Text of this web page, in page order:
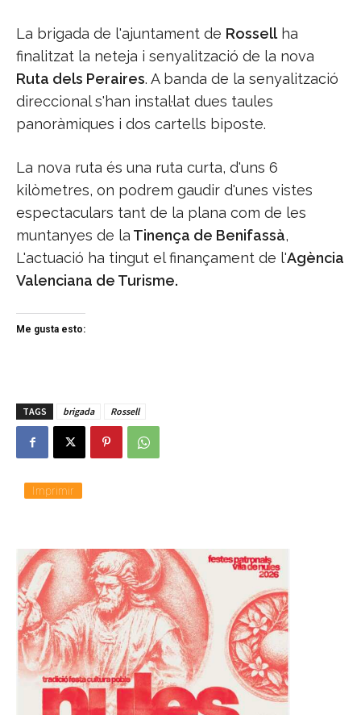
La brigada de l'ajuntament de Rossellha
finalitzat la neteja i senyalització de la nova
Ruta dels Peraires. A banda de la senyalització
direccional s'han instal·lat dues taules
panoràmiques i dos cartells biposte.
La nova ruta és una ruta curta, d'uns 6
kilòmetres, on podrem gaudir d'unes vistes
espectaculars tant de la plana com de les
muntanyes de la Tinença de Benifassà,
L'actuació ha tingut el finançament de l'Agència
Valenciana de Turisme.
Me gusta esto:
TAGS brigada Rossell
Imprimir